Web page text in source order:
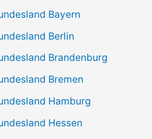
Bayern
Berlin
Brandenburg
Bremen
Hamburg
Hessen